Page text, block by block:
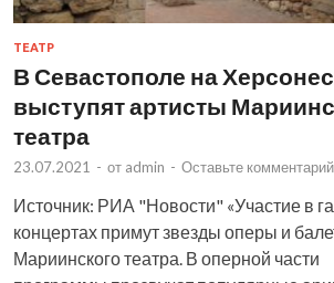
ТЕАТР
В Севастополе на
выступят артисты
театра
23.07.2021 - от admin - Оставьте комментарий
Источник: РИА "Новости" «Участие в
концертах примут звезды оперы и
Мариинского театра. В оперной части